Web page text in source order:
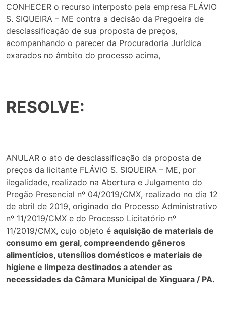
CONHECER o recurso interposto pela empresa FLÁVIO
S. SIQUEIRA – ME contra a decisão da Pregoeira de
desclassificação de sua proposta de preços,
acompanhando o parecer da Procuradoria Jurídica
exarados no âmbito do processo acima,
RESOLVE:
ANULAR o ato de desclassificação da proposta de
preços da licitante FLÁVIO S. SIQUEIRA – ME, por
ilegalidade, realizado na Abertura e Julgamento do
Pregão Presencial nº 04/2019/CMX, realizado no dia 12
de abril de 2019, originado do Processo Administrativo
nº 11/2019/CMX e do Processo Licitatório nº
11/2019/CMX, cujo objeto é aquisição de materiais de
consumo em geral, compreendendo gêneros
alimentícios, utensílios domésticos e materiais de
higiene e limpeza destinados a atender as
necessidades da Câmara Municipal de Xinguara / PA.